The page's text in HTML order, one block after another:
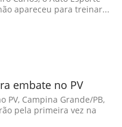
apareceu para treinar...
embate no PV
PV, Campina Grande/PB,
pela primeira vez na